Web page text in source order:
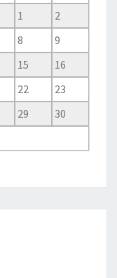
1
2
8
9
15
16
22
23
29
30